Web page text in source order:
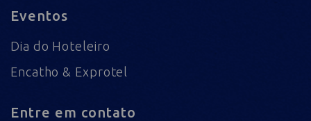
Eventos
Dia do Hoteleiro
Encatho & Exprotel
Entre em contato